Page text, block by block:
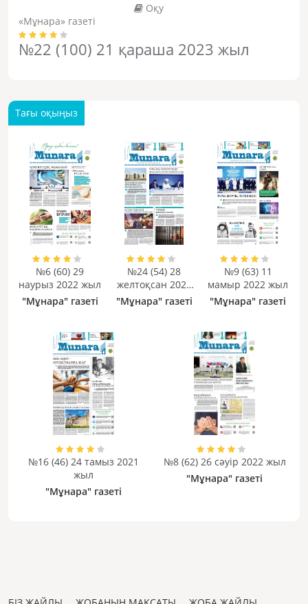
Оқу
«Мұнара» газеті
№22 (100) 21 қараша 2023 жыл
Тағы оқыңыз
№6 (60) 29
наурыз 2022 жыл
"Мұнара" газеті
№24 (54) 28
желтоқсан 2021
жыл
"Мұнара" газеті
№9 (63) 11
мамыр 2022 жыл
"Мұнара" газеті
№16 (46) 24 тамыз 2021
жыл
"Мұнара" газеті
№8 (62) 26 сәуір 2022 жыл
"Мұнара" газеті